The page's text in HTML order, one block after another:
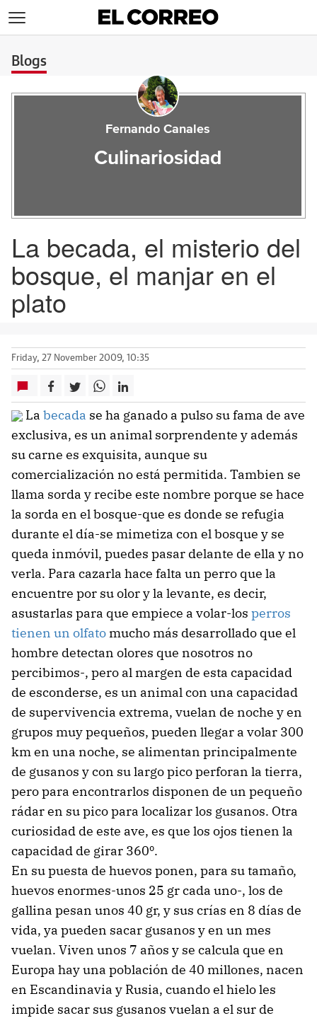
Blogs
Fernando Canales
Culinariosidad
La becada, el misterio del
bosque, el manjar en el
plato
Friday, 27 November 2009, 10:35
La becada se ha ganado a pulso su fama de ave
exclusiva, es un animal sorprendente y además
su carne es exquisita, aunque su
comercialización no está permitida. Tambien se
llama sorda y recibe este nombre porque se hace
la sorda en el bosque-que es donde se refugia
durante el día-se mimetiza con el bosque y se
queda inmóvil, puedes pasar delante de ella y no
verla. Para cazarla hace falta un perro que la
encuentre por su olor y la levante, es decir,
asustarlas para que empiece a volar-los perros
tienen un olfatomucho más desarrollado que el
hombre detectan olores que nosotros no
percibimos-, pero al margen de esta capacidad
de esconderse, es un animal con una capacidad
de supervivencia extrema, vuelan de noche y en
grupos muy pequeños, pueden llegar a volar 300
km en una noche, se alimentan principalmente
de gusanos y con su largo pico perforan la tierra,
pero para encontrarlos disponen de un pequeño
rádar en su pico para localizar los gusanos. Otra
curiosidad de este ave, es que los ojos tienen la
capacidad de girar 360º.
En su puesta de huevos ponen, para su tamaño,
huevos enormes-unos 25 gr cada uno-, los de
gallina pesan unos 40 gr, y sus crías en 8 días de
vida, ya pueden sacar gusanos y en un mes
vuelan. Viven unos 7 años y se calcula que en
Europa hay una población de 40 millones, nacen
en Escandinavia y Rusia, cuando el hielo les
impide sacar sus gusanos vuelan a el sur de